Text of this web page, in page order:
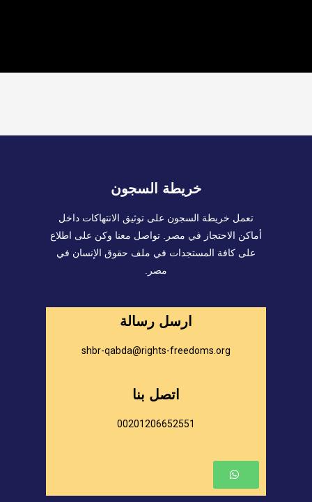
خريطة السجون
تعمل خريطة السجون على توثيق الانتهاكات داخل
أماكن الاحتجاز في مصر. تواصل معنا وكن على اطلاع
على كافة المستجدات في ملف حقوق الإنسان في
مصر.
ارسل رسالة
shbr-qabda@rights-freedoms.org
اتصل بنا
00201206652551